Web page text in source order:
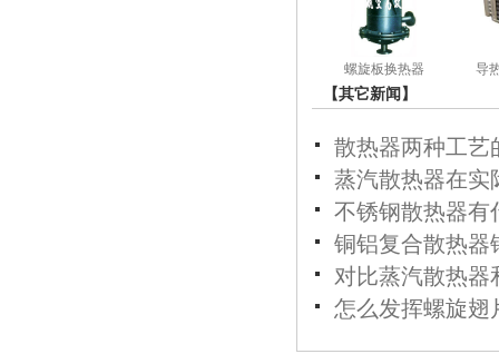
螺旋板换热器 导
【其它新闻】
散热器两种工艺
蒸汽散热器在实
不锈钢散热器有
铜铝复合散热器
对比蒸汽散热器
怎么发挥螺旋翅